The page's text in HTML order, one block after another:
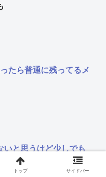
たら普通に残ってるメ
いと思うけど少しでも
くなってる
トップ サイドバー